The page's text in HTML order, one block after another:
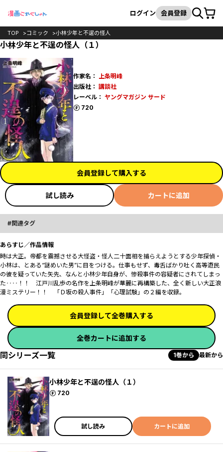
検索
ログイン 会員登録カート
TOP コミック 小林少年と不逞の怪人
小林少年と不逞の怪人（１）
作家名： 上条明峰
出版社： 講談社
レーベル： ヤングマガジン サード
720
ポイント
会員登録して購入する
試し読み カートに追加
関連タグ
あらすじ／作品情報
時は大正――。帝都を震撼させる大怪盗・怪人二十面相を捕らえようとする少年探偵・
小林は、とある“謎めいた男”に目をつける。仕事もせず、毒舌ばかり吐く高等遊民
の彼を疑っていた矢先、なんと小林少年自身が、惨殺事件の容疑者にされてしまっ
た‥‥！！ 江戸川乱歩の名作を上条明峰が華麗に再構築した、全く新しい大正浪
漫ミステリー！！ 「Ｄ坂の殺人事件」「心理試験」の２編を収録。
会員登録して全巻購入する
全巻カートに追加する
同シリーズ一覧 1巻から 最新から
小林少年と不逞の怪人（１）
720
ポイント
試し読み カートに追加